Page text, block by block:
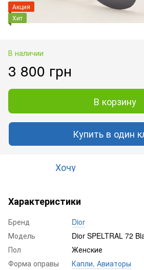
Акция
Хит
В наличии
3 800 грн
В корзину
Купить в один
Хочу
Характеристики
Бренд
Dior
Модель
Dior SPELTRAL 72
Пол
Женские
Форма оправы
Капли, Авиаторы